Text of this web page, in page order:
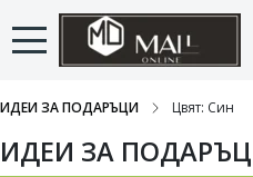
ИДЕИ ЗА ПОДАРЪЦИ Цвят: Син
ИДЕИ ЗА